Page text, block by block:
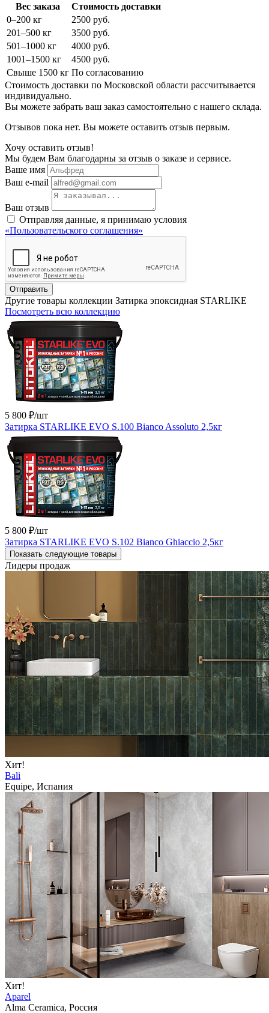
Вес заказа
Стоимость доставки
0–200 кг
2500 руб.
201–500 кг
3500 руб.
501–1000 кг
4000 руб.
1001–1500 кг
4500 руб.
Свыше 1500 кг По согласованию
Стоимость доставки по Московской области рассчитывается
индивидуально.
Вы можете забрать ваш заказ самостоятельно с нашего склада.
Отзывов пока нет. Вы можете оставить отзыв первым.
Хочу оставить отзыв!
Мы будем Вам благодарны за отзыв о заказе и сервисе.
Ваше имя
Ваш e-mail
Ваш отзыв
Отправляя данные, я принимаю условия
«Пользовательского соглашения»
Отправить
Другие товары коллекции Затирка эпоксидная STARLIKE
Посмотреть всю коллекцию
5 800 ₽/шт
Затирка STARLIKE EVO S.100 Bianco Assoluto 2,5кг
5 800 ₽/шт
Затирка STARLIKE EVO S.102 Bianco Ghiaccio 2,5кг
Показать следующие товары
Лидеры продаж
Хит!
Bali
Equipe, Испания
Хит!
Aparel
Alma Ceramica, Россия